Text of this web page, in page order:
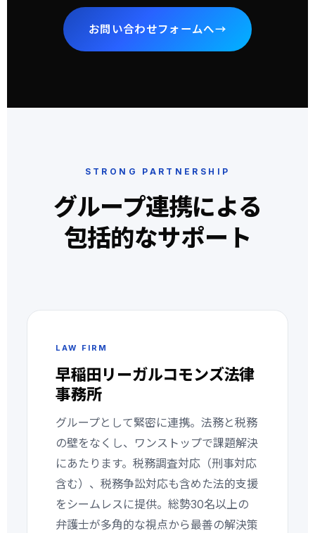
お問い合わせフォームへ→
STRONG PARTNERSHIP
グループ連携による
包括的なサポート
LAW FIRM
早稲田リーガルコモンズ法律
事務所
グループとして緊密に連携。法務と税務
の壁をなくし、ワンストップで課題解決
にあたります。税務調査対応（刑事対応
含む）、税務争訟対応も含めた法的支援
をシームレスに提供。総勢30名以上の
弁護士が多角的な視点から最善の解決策